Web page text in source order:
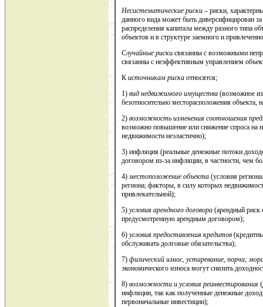
Несистематические риски – риски,
данного вида может быть диверсифицирован
распределения капитала между разного типа
объектов и в структуре заемного и
Случайные риски связанны с возможными
связанны с неэффективным управлением
К источникам риска относятся;
1) вид недвижимого имущества (возможное
безотносительно месторасположения
2) возможность изменения соотношения
возможно повышение или снижение спроса на
недвижимости неэластично);
3) инфляция (реальные денежные потоки
договором из-за инфляции, в частности, чем
4)местоположение объекта (условия
региона; факторы, в силу которых
привлекательной);
5) условия арендного договора (арендный риск
предусмотренную арендным договором);
6) условия предоставления кредитов
обслуживать долговые обязательства);
7) физический износ, устаревание, порча;
экономического износа могут снизить
8) возможности и условия реинвестирования
инфляции, так как полученные денежные
первоначальные инвестиции);